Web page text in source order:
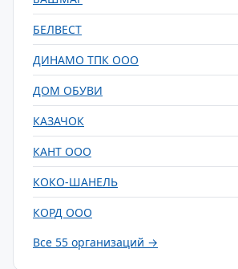
БЕЛВЕСТ
ДИНАМО ТПК ООО
ДОМ ОБУВИ
КАЗАЧОК
КАНТ ООО
КОКО-ШАНЕЛЬ
КОРД ООО
Все 55 организаций →